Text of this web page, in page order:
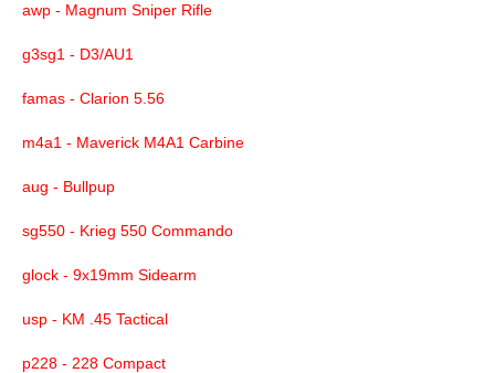
awp - Magnum Sniper Rifle
g3sg1 - D3/AU1
famas - Clarion 5.56
m4a1 - Maverick M4A1 Carbine
aug - Bullpup
sg550 - Krieg 550 Commando
glock - 9x19mm Sidearm
usp - KM .45 Tactical
p228 - 228 Compact